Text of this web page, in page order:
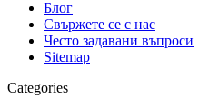
Блог
Свържете се с нас
Често задавани въпроси
Sitemap
Categories